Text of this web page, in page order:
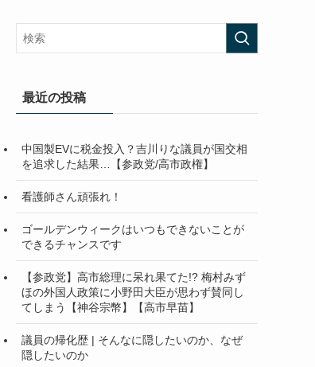
最近の投稿
中国製EVに税金投入？吉川りな議員が国交相
を追求した結果…【参政党/高市政権】
看護師さん頑張れ！
ゴールデンウィークはいつもできないことが
できるチャンスです
【参政党】高市総理に呆れ果てた!? 梅村みず
ほの外国人政策に小野田大臣が思わず賛同し
てしまう【神谷宗幣】【高市早苗】
議員の帰化歴 | そんなに隠したいのか、なぜ
隠したいのか